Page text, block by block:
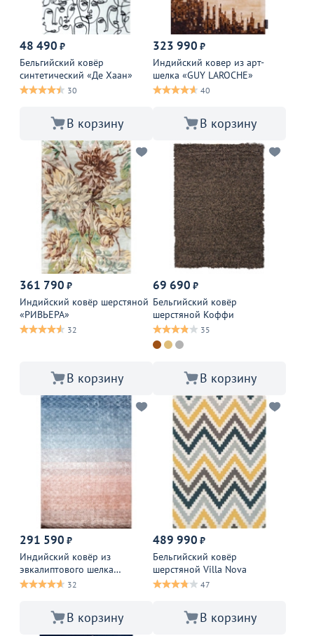
48 490 ₽
Бельгийский ковёр
синтетический «Де Хаан»
30
В корзину
323 990 ₽
Индийский ковер из арт-
шелка «GUY LAROCHE»
40
В корзину
361 790 ₽
Индийский ковёр шерстяной
«РИВЬЕРА»
32
В корзину
69 690 ₽
Бельгийский ковёр
шерстяной Коффи
35
В корзину
291 590 ₽
Индийский ковёр из
эвкалиптового шелка
«САЛОНЕ ДИ МИЛАНО»
32
В корзину
489 990 ₽
Бельгийский ковёр
шерстяной Villa Nova
47
В корзину